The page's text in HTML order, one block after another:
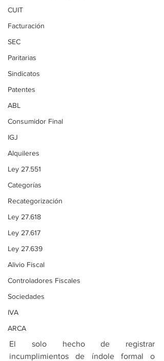
CUIT
Facturación
SEC
Paritarias
Sindicatos
Patentes
ABL
Consumidor Final
IGJ
Alquileres
Ley 27.551
Categorías
Recategorización
Ley 27.618
Ley 27.617
Ley 27.639
Alivio Fiscal
Controladores Fiscales
Sociedades
IVA
ARCA
El solo hecho de registrar
incumplimientos de índole formal o